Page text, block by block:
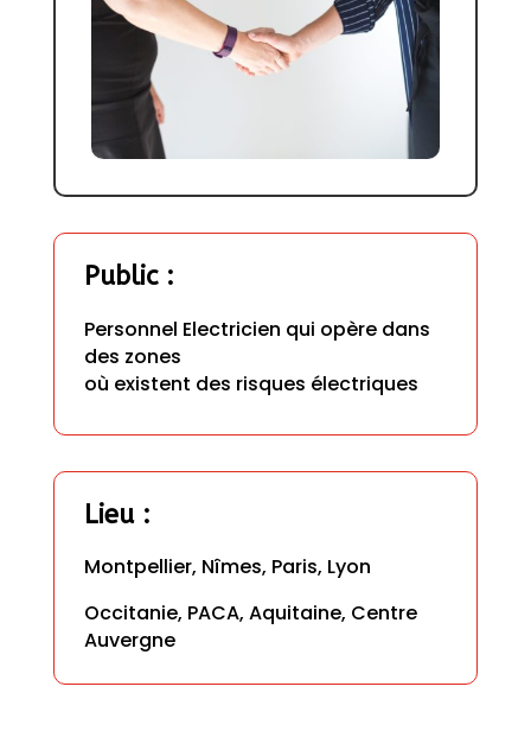
Public :
Personnel Electricien qui opère dans
des zones
où existent des risques électriques
Lieu :
Montpellier, Nîmes, Paris, Lyon
Occitanie, PACA, Aquitaine, Centre
Auvergne